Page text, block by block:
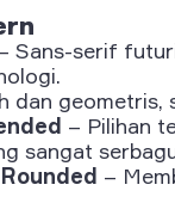
Sans-serif
dan geometris,
– Pilihan
sangat
–